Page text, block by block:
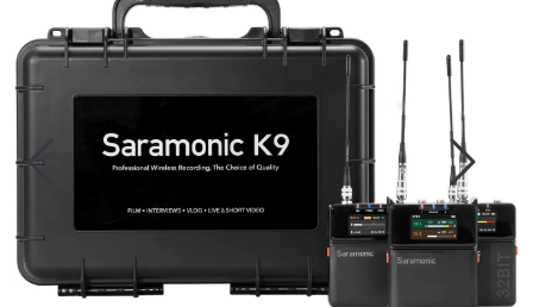
VAREMERKER
AKTUELT
SAMTALEROM